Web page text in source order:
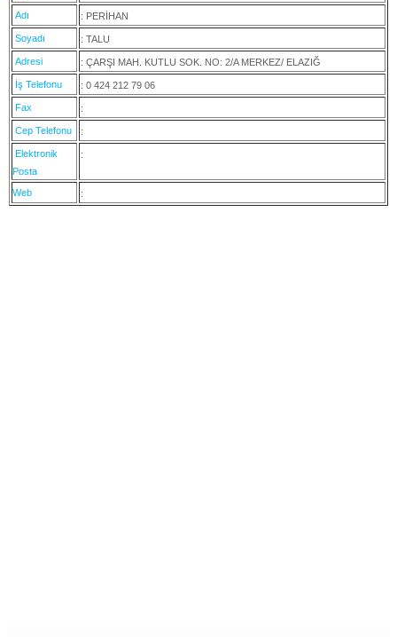
Adı : PERİHAN
Soyadı : TALU
Adresi : ÇARŞI MAH. KUTLU SOK. NO: 2/A MERKEZ/ ELAZIĞ
İş Telefonu : 0 424 212 79 06
Fax :
Cep Telefonu :
Elektronik
Posta
:
Web :